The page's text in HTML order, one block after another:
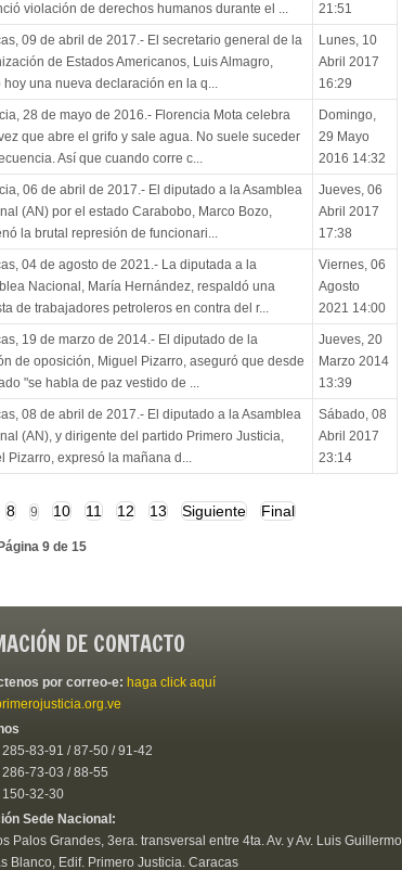
violación de derechos humanos durante el ...
21:51
09 de abril de 2017.- El secretario general de la
de Estados Americanos, Luis Almagro,
hoy una nueva declaración en la q...
Lunes, 10
Abril 2017
16:29
28 de mayo de 2016.- Florencia Mota celebra
que abre el grifo y sale agua. No suele suceder
Así que cuando corre c...
Domingo,
29 Mayo
2016 14:32
06 de abril de 2017.- El diputado a la Asamblea
(AN) por el estado Carabobo, Marco Bozo,
la brutal represión de funcionari...
Jueves, 06
Abril 2017
17:38
04 de agosto de 2021.- La diputada a la
Nacional, María Hernández, respaldó una
de trabajadores petroleros en contra del r...
Viernes, 06
Agosto
2021 14:00
19 de marzo de 2014.- El diputado de la
de oposición, Miguel Pizarro, aseguró que desde
"se habla de paz vestido de ...
Jueves, 20
Marzo 2014
13:39
08 de abril de 2017.- El diputado a la Asamblea
(AN), y dirigente del partido Primero Justicia,
Pizarro, expresó la mañana d...
Sábado, 08
Abril 2017
23:14
8 9 10 11 12 13 Siguiente Final
Página 9 de 15
DE CONTACTO
por correo-e: haga click aquí
83-91 / 87-50 / 91-42
73-03 / 88-55
32-30
Sede Nacional:
Palos Grandes, 3era. transversal entre 4ta. Av. y Av. Luis Guillermo
Blanco, Edif. Primero Justicia. Caracas